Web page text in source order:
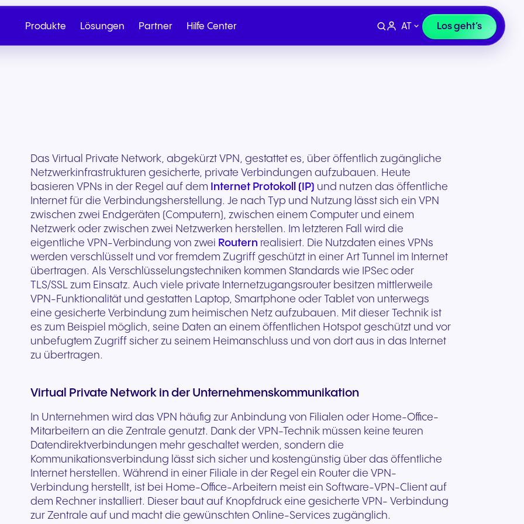
Produkte
Cloud-Telefonie
Nahtlose Cloud-Telefonie für
jedes Gerät. Audio in hoher
Qualität mit Sicherheit nach
europäischen Standards.
SIP Trunk
Sichere Cloud-Konnektivität
für Ihre bestehende
Hardware. Skaliert sofort mit
Ihrem Unternehmen.
Geräte
Professionelle Headsets und
Hardware für klare
Gespräche und
komfortables Tragen den
ganzen Tag.
Lösungen
Gesundheit & Wellness
Sichere Kommunikation für
bessere Patientenerlebnisse
und eine hochwertige
Versorgung.
Einzelhandel & E-
Commerce
Vernetzte Kommunikation für
den modernen Einzelhandel
und eine starke
Kundenbindung.
Finanzen, Recht &
Versicherung
Vertrauenswürdige
Kommunikation für regulierte
und sicherheitsbewusste
Organisationen.
Tourismus & Gastgewerbe Öffentlicher Sektor
Partner
Partner werden
Von Onboarding bis hin zu
Co-Branding-Marketing
stellen wir Ihnen die Tools zur
Verfügung, die Sie zum
Erfolg brauchen.
NGAGE
Entdecken Sie unser
gestuftes
Prämienprogramm, das
Ihnen hilft, Ihr Geschäft und
Ihren Umsatz zu skalieren.
Hilfe Center AT Los geht’s
Vertrieb anrufen
Gerne beraten wir Sie
kostenlos und zeigen Ihnen,
welche NFON-Lösungen am
besten zu Ihren
Anforderungen passen.
Schreiben Sie uns
Füllen Sie unser
Kontaktformular aus. Unsere
Expert:innen melden sich so
schnell wie möglich.
Supportanfrage
Sie sind bereits NFON
Kund:in? Senden Sie uns Ihre
Supportanfrage zu Vertrag,
Tarif, Rechnung, Angebot,
Produkten oder allgemeinen
Anliegen.
Das Virtual Private Network, abgekürzt VPN, gestattet es, über öffentlich zugängliche
Netzwerkinfrastrukturen gesicherte, private Verbindungen aufzubauen. Heute
basieren VPNs in der Regel auf dem Internet Protokoll (IP) und nutzen das öffentliche
Internet für die Verbindungsherstellung. Je nach Typ und Nutzung lässt sich ein VPN
zwischen zwei Endgeräten (Computern), zwischen einem Computer und einem
Netzwerk oder zwischen zwei Netzwerken herstellen. Im letzteren Fall wird die
eigentliche VPN-Verbindung von zwei Routern realisiert. Die Nutzdaten eines VPNs
werden verschlüsselt und vor fremdem Zugriff geschützt in einer Art Tunnel im Internet
übertragen. Als Verschlüsselungstechniken kommen Standards wie IPSec oder
TLS/SSL zum Einsatz. Auch viele private Internetzugangsrouter besitzen mittlerweile
VPN-Funktionalität und gestatten Laptop, Smartphone oder Tablet von unterwegs
eine gesicherte Verbindung zum heimischen Netz aufzubauen. Mit dieser Technik ist
es zum Beispiel möglich, seine Daten an einem öffentlichen Hotspot geschützt und vor
unbefugtem Zugriff sicher zu seinem Heimanschluss und von dort aus in das Internet
zu übertragen.
Virtual Private Network in der Unternehmenskommunikation
In Unternehmen wird das VPN häufig zur Anbindung von Filialen oder Home-Office-
Mitarbeitern an die Zentrale genutzt. Dank der VPN-Technik müssen keine teuren
Datendirektverbindungen mehr geschaltet werden, sondern die
Kommunikationsverbindung lässt sich sicher und kostengünstig über das öffentliche
Internet herstellen. Während in einer Filiale in der Regel ein Router die VPN-
Verbindung herstellt, ist bei Home-Office-Arbeitern meist ein Software-VPN-Client auf
dem Rechner installiert. Dieser baut auf Knopfdruck eine gesicherte VPN- Verbindung
zur Zentrale auf und macht die gewünschten Online-Services zugänglich.